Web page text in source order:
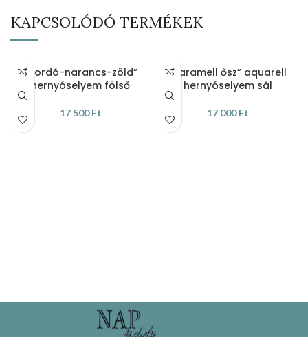
KAPCSOLÓDÓ TERMÉKEK
„Bordó-narancs-zöld”
hernyóselyem fölső
17 500Ft
„Karamell ősz” aquarell
hernyóselyem sál
17 000Ft